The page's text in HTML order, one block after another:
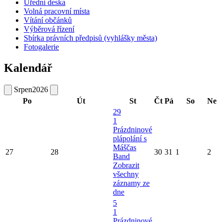
Úřední deska
Volná pracovní místa
Vítání občánků
Výběrová řízení
Sbírka právních předpisů (vyhlášky města)
Fotogalerie
Kalendář
Srpen2026
Po
Út St Čt Pá So Ne
27 28
29
1
Prázdninové
plápolání s
Máščas
Band
Zobrazit
všechny
záznamy ze
dne
30 31 1 2
5
1